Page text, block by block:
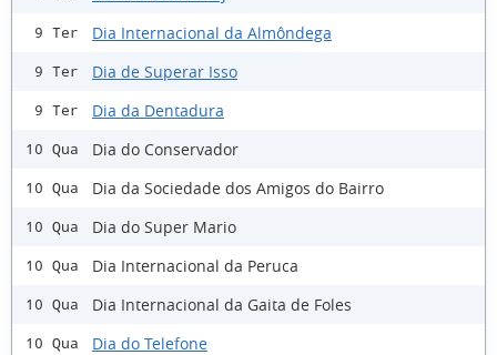
9 Ter Dia Internacional da Almôndega
9 Ter Dia de Superar Isso
9 Ter Dia da Dentadura
10 Qua Dia do Conservador
10 Qua Dia da Sociedade dos Amigos do Bairro
10 Qua Dia do Super Mario
10 Qua Dia Internacional da Peruca
10 Qua Dia Internacional da Gaita de Foles
10 Qua Dia do Telefone